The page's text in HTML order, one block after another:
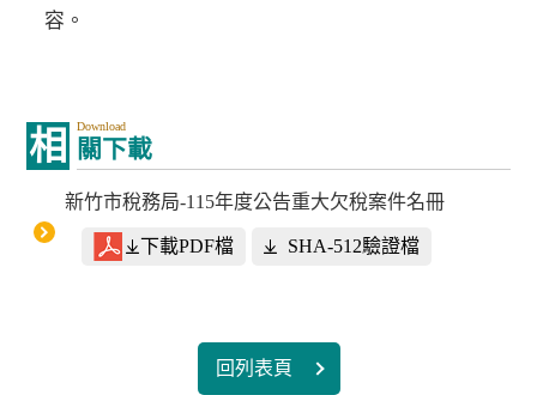
容。
相 Download
關下載
新竹市稅務局-115年度公告重大欠稅案件名冊
下載PDF檔 SHA-512驗證檔
回列表頁